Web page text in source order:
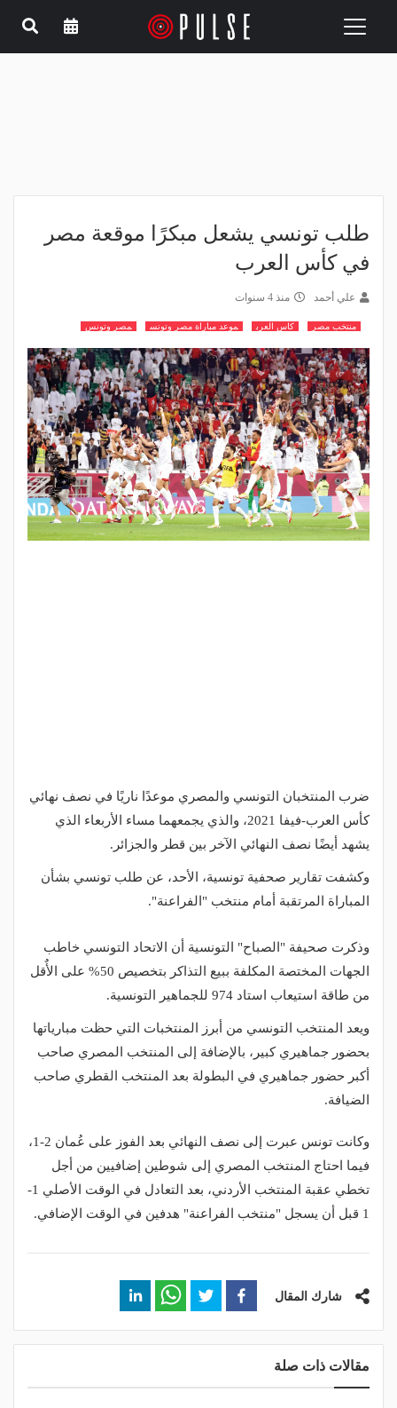
Toggle
طلب تونسي يشعل مبكرًا موقعة مصر
في كأس العرب
علي أحمد منذ 4 سنوات
منتخب مصر كاس العرب موعد مباراة مصر وتونس مصر وتونس
ضرب المنتخبان التونسي والمصري موعدًا ناريًا في نصف نهائي
كأس العرب-فيفا 2021، والذي يجمعهما مساء الأربعاء الذي
يشهد أيضًا نصف النهائي الآخر بين قطر والجزائر.
وكشفت تقارير صحفية تونسية، الأحد، عن طلب تونسي بشأن
المباراة المرتقبة أمام منتخب "الفراعنة".
وذكرت صحيفة "الصباح" التونسية أن الاتحاد التونسي خاطب
الجهات المختصة المكلفة ببيع التذاكر بتخصيص 50% على الأٌقل
من طاقة استيعاب استاد 974 للجماهير التونسية.
ويعد المنتخب التونسي من أبرز المنتخبات التي حظت مبارياتها
بحضور جماهيري كبير، بالإضافة إلى المنتخب المصري صاحب
أكبر حضور جماهيري في البطولة بعد المنتخب القطري صاحب
الضيافة.
وكانت تونس عبرت إلى نصف النهائي بعد الفوز على عُمان 2-1،
فيما احتاج المنتخب المصري إلى شوطين إضافيين من أجل
تخطي عقبة المنتخب الأردني، بعد التعادل في الوقت الأصلي 1-
1 قبل أن يسجل "منتخب الفراعنة" هدفين في الوقت الإضافي.
شارك المقال
مقالات ذات صلة